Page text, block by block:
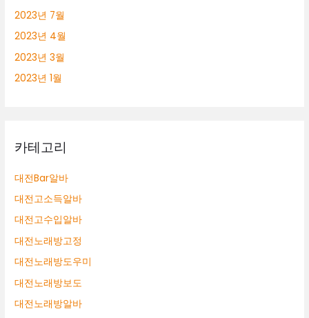
2023년 7월
2023년 4월
2023년 3월
2023년 1월
카테고리
대전Bar알바
대전고소득알바
대전고수입알바
대전노래방고정
대전노래방도우미
대전노래방보도
대전노래방알바